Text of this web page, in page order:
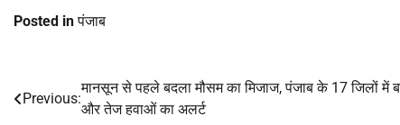
Posted inपंजाब
Post
Previous:
मानसून से पहले बदला मौसम का मिजाज, पंजाब के 17 जिलों में
और तेज हवाओं का अलर्ट